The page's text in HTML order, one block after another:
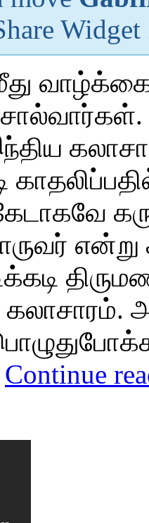
Widget
மீது
Continue